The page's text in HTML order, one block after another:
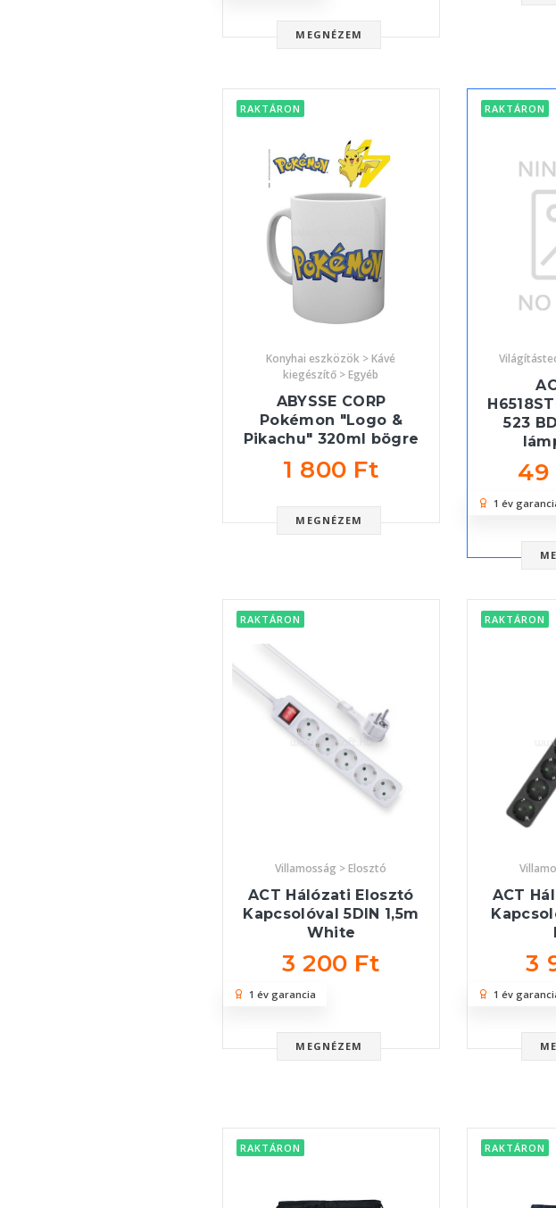
MEGNÉZEM
RAKTÁRON
Konyhai eszközök > Kávé
kiegészítő > Egyéb
ABYSSE CORP
Pokémon "Logo &
Pikachu" 320ml bögre
1 800 Ft
MEGNÉZEM
RAKTÁRON
523
49
1 év
RAKTÁRON
Villamosság > Elosztó
ACT Hálózati Elosztó
Kapcsolóval 5DIN 1,5m
White
3 200 Ft
MEGNÉZEM
1 év garancia
RAKTÁRON
ACT
3
1 év
RAKTÁRON RAKTÁRON